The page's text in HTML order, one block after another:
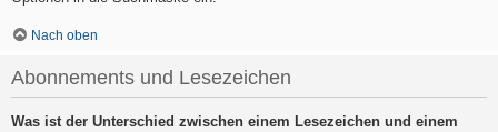
Nach oben
Abonnements und Lesezeichen
Was ist der Unterschied zwischen einem Lesezeichen und einem